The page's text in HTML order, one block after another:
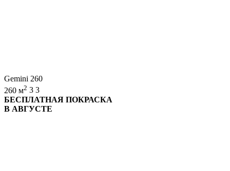
Gemini 260
260 м2 3 3
БЕСПЛАТНАЯ ПОКРАСКА
В АВГУСТЕ